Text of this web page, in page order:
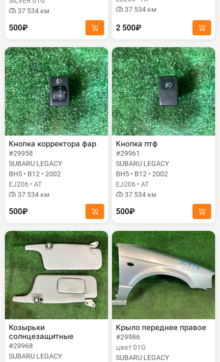
37 534 км
500₽
37 534 км
2 500₽
Кнопка корректора фар
#29958
SUBARU LEGACY
BH5 • B12 • 2002
EJ206 • AT
37 534 км
500₽
Кнопка птф
#29961
SUBARU LEGACY
BH5 • B12 • 2002
EJ206 • AT
37 534 км
500₽
Козырьки
солнцезащитные
#29968
SUBARU LEGACY
Крыло переднее правое
#29986
цвет 01G
SUBARU LEGACY